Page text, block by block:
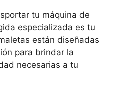
tu máquina de
especializada es tu
están diseñadas
para brindar la
necesarias a tu